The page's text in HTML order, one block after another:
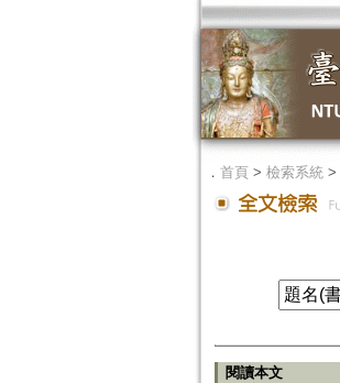
． 首頁> 檢索系統>
閱讀本文